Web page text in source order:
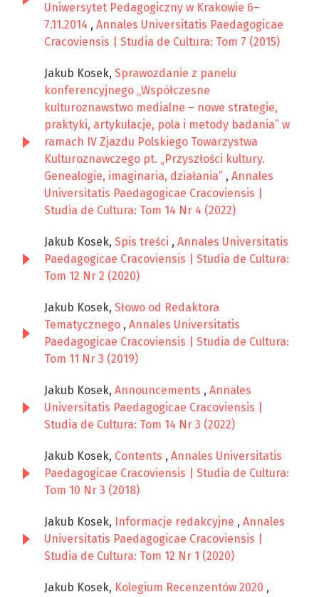
Uniwersytet Pedagogiczny w Krakowie 6–
7.11.2014 , Annales Universitatis Paedagogicae
Cracoviensis | Studia de Cultura: Tom 7 (2015)
Jakub Kosek, Sprawozdanie z panelu
konferencyjnego „Współczesne
kulturoznawstwo medialne – nowe strategie,
praktyki, artykulacje, pola i metody badania” w
ramach IV Zjazdu Polskiego Towarzystwa
Kulturoznawczego pt. „Przyszłości kultury.
Genealogie, imaginaria, działania” , Annales
Universitatis Paedagogicae Cracoviensis |
Studia de Cultura: Tom 14 Nr 4 (2022)
Jakub Kosek, Spis treści , Annales Universitatis
Paedagogicae Cracoviensis | Studia de Cultura:
Tom 12 Nr 2 (2020)
Jakub Kosek, Słowo od Redaktora
Tematycznego , Annales Universitatis
Paedagogicae Cracoviensis | Studia de Cultura:
Tom 11 Nr 3 (2019)
Jakub Kosek, Announcements , Annales
Universitatis Paedagogicae Cracoviensis |
Studia de Cultura: Tom 14 Nr 3 (2022)
Jakub Kosek, Contents , Annales Universitatis
Paedagogicae Cracoviensis | Studia de Cultura:
Tom 10 Nr 3 (2018)
Jakub Kosek, Informacje redakcyjne , Annales
Universitatis Paedagogicae Cracoviensis |
Studia de Cultura: Tom 12 Nr 1 (2020)
Jakub Kosek, Kolegium Recenzentów 2020 ,